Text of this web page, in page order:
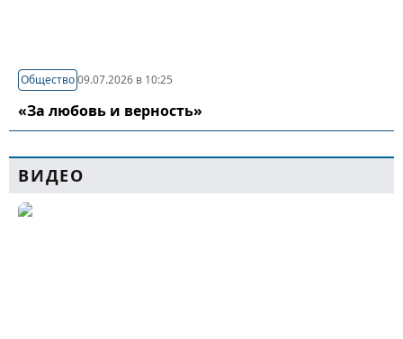
Общество09.07.2026 в 10:25
«За любовь и верность»
ВИДЕО